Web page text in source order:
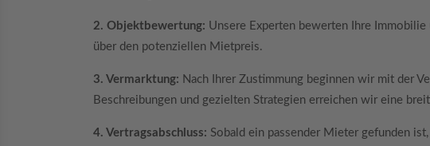
2. Objektbewertung: Unsere Experten bewerten Ihre
über den potenziellen Mietpreis.
3. Vermarktung: Nach Ihrer Zustimmung beginnen wir mit der
Beschreibungen und gezielten Strategien erreichen wir eine
4. Vertragsabschluss: Sobald ein passender Mieter gefunden